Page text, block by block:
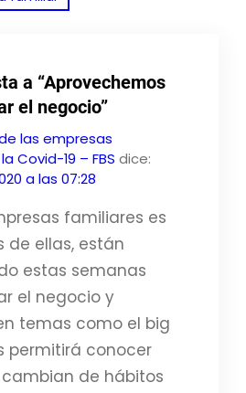
a “Aprovechemos
el negocio”
las empresas
Covid-19 – FBS dice:
a las 07:28
familiares es
de ellas, están
estas semanas
el negocio y
temas como el big
permitirá conocer
de hábitos